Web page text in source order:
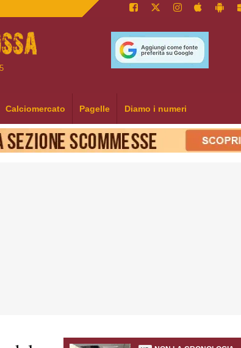
Calciomercato Pagelle Diamo i numeri